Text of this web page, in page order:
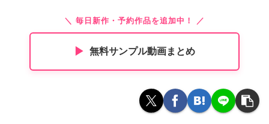
＼ 毎日新作・予約作品を追加中！ ／
▶︎ 無料サンプル動画まとめ